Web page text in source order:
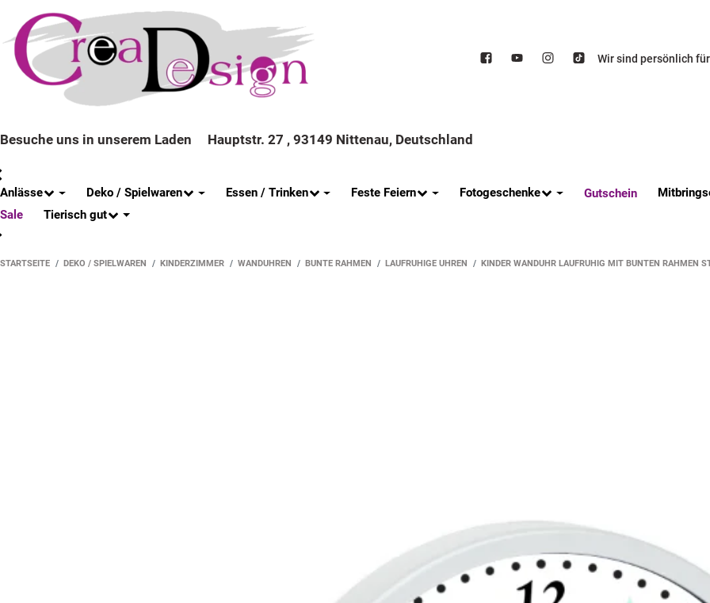
Wir sind persönlich
Besuche uns in unserem Laden Hauptstr. 27 , 93149 Nittenau, Deutschland
Anlässe Deko / Spielwaren Essen / Trinken Feste Feiern Fotogeschenke Gutschein
Sale
Tierisch gut
STARTSEITE DEKO / SPIELWAREN KINDERZIMMER WANDUHREN BUNTE RAHMEN LAUFRUHIGE UHREN KINDER WANDUHR LAUFRUHIG MIT BUNTEN RAHMEN